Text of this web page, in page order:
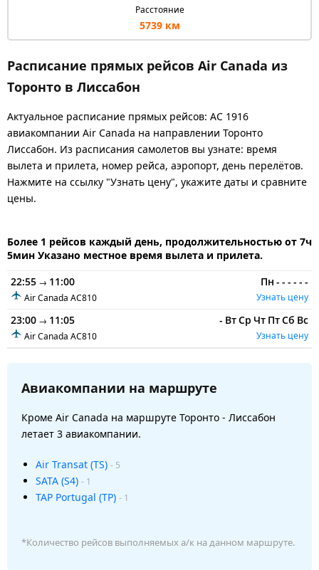
Расстояние
5739 км
Расписание прямых рейсов Air Canada из
Торонто в Лиссабон
Актуальное расписание прямых рейсов: AC 1916
авиакомпании Air Canada на направлении Торонто
Лиссабон. Из расписания самолетов вы узнате: время
вылета и прилета, номер рейса, аэропорт, день перелётов.
Нажмите на ссылку "Узнать цену", укажите даты и сравните
цены.
Более 1 рейсов каждый день, продолжительностью от 7ч
5мин Указано местное время вылета и прилета.
22:55 → 11:00
Air Canada AC810
Пн - - - - - -
Узнать цену
23:00 → 11:05
Air Canada AC810
- ВтСр Чт ПтСб Вс
Узнать цену
Авиакомпании на маршруте
Кроме Air Canada на маршруте Торонто - Лиссабон
летает 3 авиакомпании.
Air Transat (TS) - 5
SATA (S4) - 1
TAP Portugal (TP) - 1
*Количество рейсов выполняемых а/к на данном маршруте.